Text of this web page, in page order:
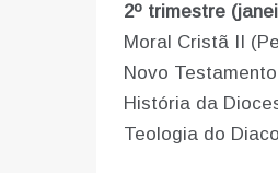
2º trimestre
Moral Cristã II
Novo
História da
Teologia do